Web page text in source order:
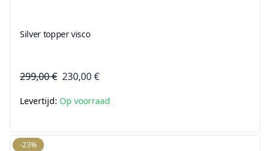
Silver topper visco
299,00 € 230,00 €
Levertijd: Op voorraad
-23%